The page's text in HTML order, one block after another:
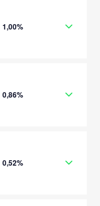
1,00%
0,86%
0,52%